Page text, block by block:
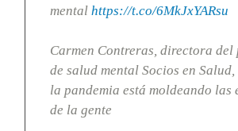
mental https://t.co/6MkJxYARsu
Carmen Contreras, directora del
de salud mental Socios en
la pandemia está moldeando las
de la gente